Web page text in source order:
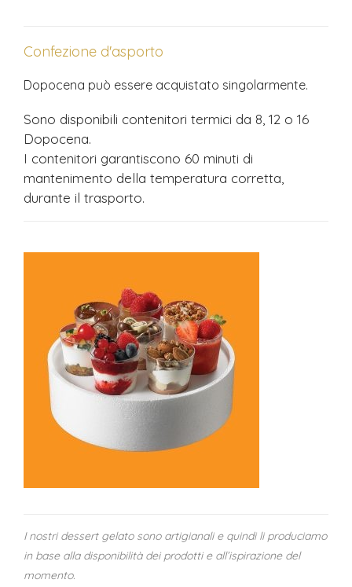
Confezione d'asporto
Dopocena può essere acquistato singolarmente.
Sono disponibili contenitori termici da 8, 12 o 16
Dopocena.
I contenitori garantiscono 60 minuti di
mantenimento della temperatura corretta,
durante il trasporto.
I nostri dessert gelato sono artigianali e quindi li produciamo
in base alla disponibilità dei prodotti e all’ispirazione del
momento.